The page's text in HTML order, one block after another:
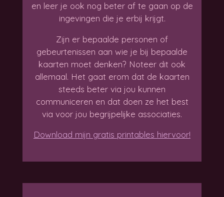
en leer je ook nog beter af te gaan op de
ingevingen die je erbij krijgt.
Zijn er bepaalde personen of
gebeurtenissen aan wie je bij bepaalde
kaarten moet denken? Noteer dit ook
allemaal. Het gaat erom dat de kaarten
steeds beter via jou kunnen
communiceren en dat doen ze het best
via voor jou begrijpelijke associaties.
Download mijn gratis printables hiervoor!